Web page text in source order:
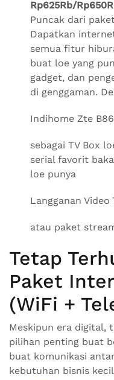
Rp625Rb/
Puncak dari
Dapatkan
semua fitur
buat loe yang
gadget, dan
di genggaman.
Indihome Zte
sebagai TV Box
serial favorit
loe punya
Langganan Video
atau paket
Tetap
Paket
(WiFi +
Meskipun era digital,
pilihan penting buat
buat komunikasi
kebutuhan bisnis